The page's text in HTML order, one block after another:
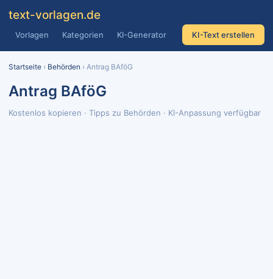
text-vorlagen.de
Vorlagen Kategorien KI-Generator KI-Text erstellen
Startseite › Behörden › Antrag BAföG
Antrag BAföG
Kostenlos kopieren · Tipps zu Behörden · KI-Anpassung verfügbar